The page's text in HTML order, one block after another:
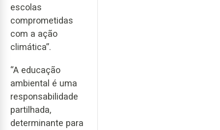
escolas
comprometidas
com a ação
climática”.
“A educação
ambiental é uma
responsabilidade
partilhada,
determinante para